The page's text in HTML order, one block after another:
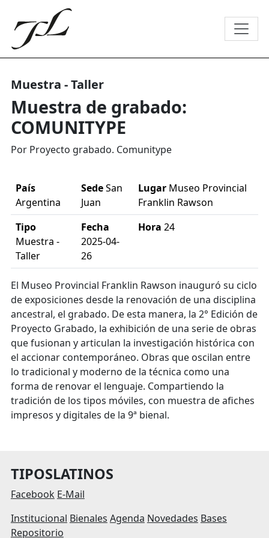
Muestra - Taller
Muestra de grabado:
COMUNITYPE
Por Proyecto grabado. Comunitype
País
Argentina
SedeSan
Juan
Lugar Museo Provincial
Franklin Rawson
Tipo
Muestra -
Taller
Fecha
2025-04-
26
Hora 24
El Museo Provincial Franklin Rawson inauguró su ciclo
de exposiciones desde la renovación de una disciplina
ancestral, el grabado. De esta manera, la 2° Edición de
Proyecto Grabado, la exhibición de una serie de obras
que fusionan y articulan la investigación histórica con
el accionar contemporáneo. Obras que oscilan entre
lo tradicional y moderno de la técnica como una
forma de renovar el lenguaje. Compartiendo la
tradición de los tipos móviles, con muestra de afiches
impresos y digitales de la 9ª bienal.
TIPOSLATINOS
Facebook E-Mail
Institucional Bienales Agenda Novedades Bases
Repositorio